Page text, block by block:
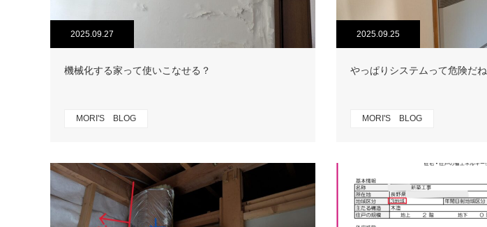
2025.09.27
機械化する家って使いこなせる？
MORI'S BLOG
2025.09.25
やっぱりシステムって危険だね
MORI'S BLOG